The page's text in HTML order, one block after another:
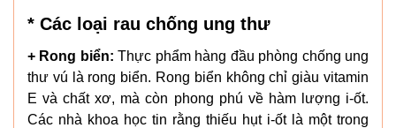
* Các loại rau chống ung thư
+ Rong biển: Thực phẩm hàng đầu phòng chống ung
thư vú là rong biển. Rong biển không chỉ giàu vitamin
E và chất xơ, mà còn phong phú về hàm lượng i-ốt.
Các nhà khoa học tin rằng thiếu hụt i-ốt là một trong